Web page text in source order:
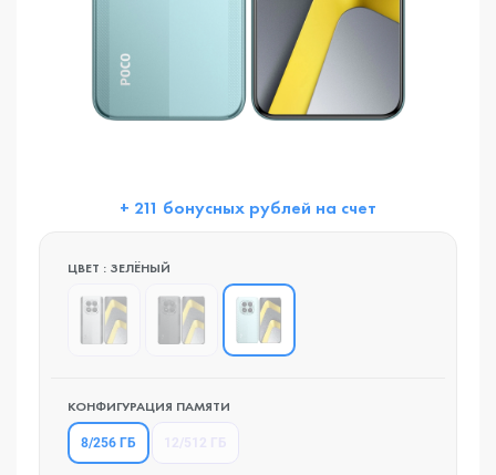
+ 211 бонусных рублей на счет
ЦВЕТ : ЗЕЛЁНЫЙ
КОНФИГУРАЦИЯ ПАМЯТИ
8/256 ГБ